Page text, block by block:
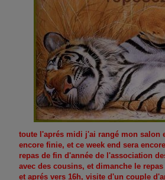
toute l'aprés midi j'ai rangé mon salon
encore finie, et ce week end sera
repas de fin d'année de l'association
avec des cousins, et dimanche le
et aprés vers 16h, visite d'un couple